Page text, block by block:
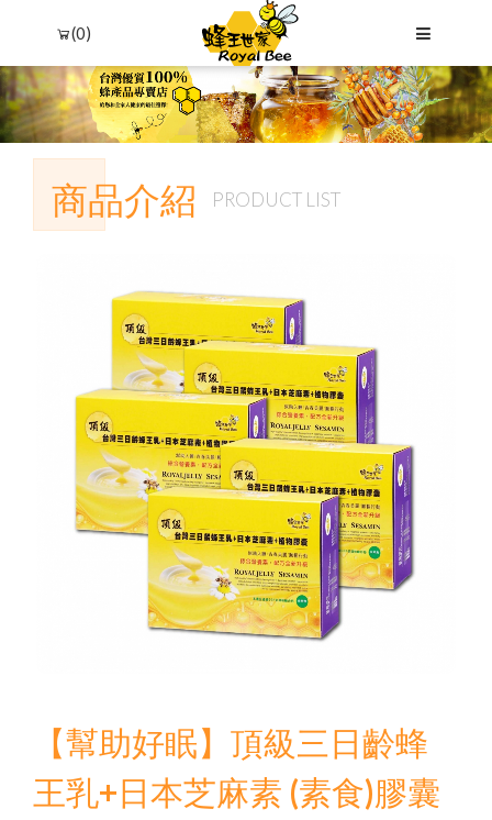
(0)
商品介紹 PRODUCT LIST
【幫助好眠】頂級三日齡蜂
王乳+日本芝麻素 (素食)膠囊